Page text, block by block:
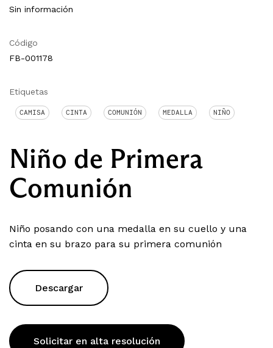
Sin información
Código
FB-001178
Etiquetas
CAMISA CINTA COMUNIÓN MEDALLA NIÑO
Niño de Primera
Comunión
Niño posando con una medalla en su cuello y una
cinta en su brazo para su primera comunión
Descargar
Solicitar en alta resolución